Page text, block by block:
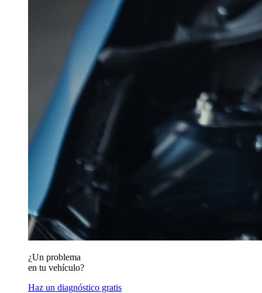
¿Un problema
en tu vehículo?
Haz un diagnóstico gratis